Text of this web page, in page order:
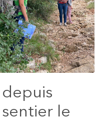
le